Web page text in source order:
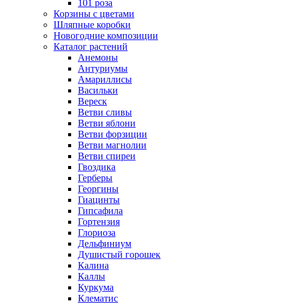
101 роза
Корзины с цветами
Шляпные коробки
Новогодние композиции
Каталог растений
Анемоны
Антуриумы
Амариллисы
Васильки
Вереск
Ветви сливы
Ветви яблони
Ветви форзиции
Ветви магнолии
Ветви спиреи
Гвоздика
Герберы
Георгины
Гиацинты
Гипсафила
Гортензия
Глориоза
Дельфиниум
Душистый горошек
Калина
Каллы
Куркума
Клематис